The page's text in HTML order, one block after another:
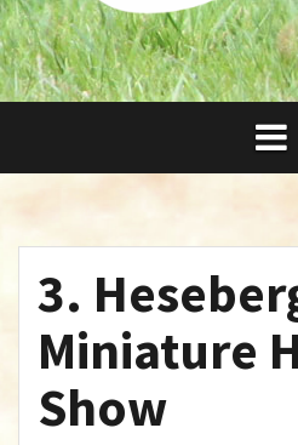
3.
Miniature
Show